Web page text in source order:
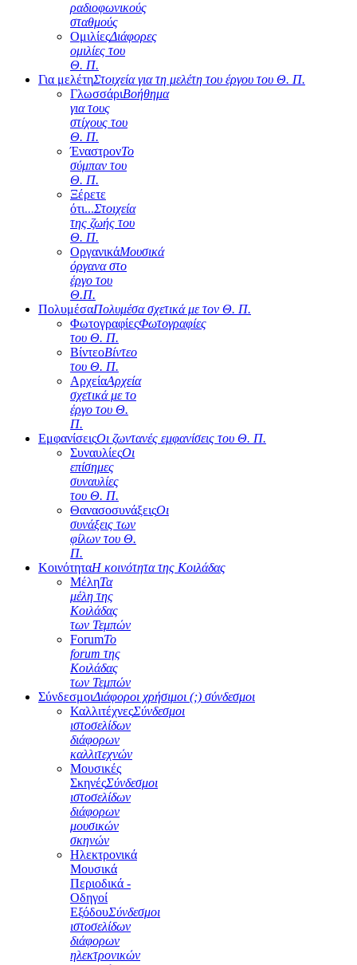
ραδιοφωνικούς
σταθμούς
ΟμιλίεςΔιάφορες
ομιλίες του
Θ. Π.
Για μελέτηΣτοιχεία για τη μελέτη του έργου του Θ. Π.
ΓλωσσάριΒοήθημα
για τους
στίχους του
Θ. Π.
ΈναστρονΤο
σύμπαν του
Θ. Π.
Ξέρετε
ότι...Στοιχεία
της ζωής του
Θ. Π.
ΟργανικάΜουσικά
όργανα στο
έργο του
Θ.Π.
ΠολυμέσαΠολυμέσα σχετικά με τον Θ. Π.
ΦωτογραφίεςΦωτογραφίες
του Θ. Π.
ΒίντεοΒίντεο
του Θ. Π.
ΑρχείαΑρχεία
σχετικά με το
έργο του Θ.
Π.
ΕμφανίσειςΟι ζωντανές εμφανίσεις του Θ. Π.
ΣυναυλίεςΟι
επίσημες
συναυλίες
του Θ. Π.
ΘανασοσυνάξειςΟι
συνάξεις των
φίλων του Θ.
Π.
ΚοινότηταΗ κοινότητα της Κοιλάδας
ΜέληΤα
μέλη της
Κοιλάδας
των Τεμπών
ForumΤο
forum της
Κοιλάδας
των Τεμπών
ΣύνδεσμοιΔιάφοροι χρήσιμοι (;) σύνδεσμοι
ΚαλλιτέχνεςΣύνδεσμοι
ιστοσελίδων
διάφορων
καλλιτεχνών
Μουσικές
ΣκηνέςΣύνδεσμοι
ιστοσελίδων
διάφορων
μουσικών
σκηνών
Ηλεκτρονικά
Μουσικά
Περιοδικά -
Οδηγοί
ΕξόδουΣύνδεσμοι
ιστοσελίδων
διάφορων
ηλεκτρονικών